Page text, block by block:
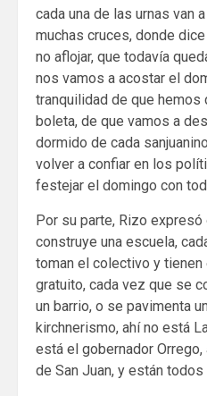
cada una de las urnas van
muchas cruces, donde
no aflojar, que todavía
nos vamos a acostar el
tranquilidad de que hemos
boleta, de que vamos a
dormido de cada
volver a confiar en los
festejar el domingo con
Por su parte, Rizo expresó
construye una escuela,
toman el colectivo y
gratuito, cada vez que se
un barrio, o se pavimenta
kirchnerismo, ahí no está
está el gobernador
de San Juan, y están